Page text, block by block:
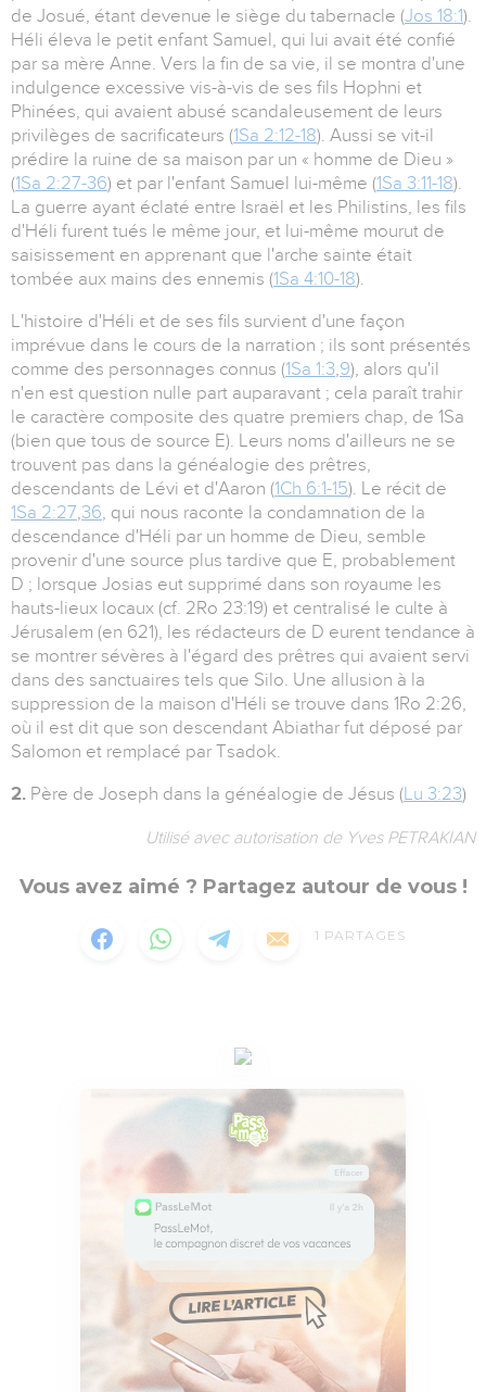
de Josué, étant devenue le siège du tabernacle (Jos 18:1).
Héli éleva le petit enfant Samuel, qui lui avait été confié
par sa mère Anne. Vers la fin de sa vie, il se montra d'une
indulgence excessive vis-à-vis de ses fils Hophni et
Phinées, qui avaient abusé scandaleusement de leurs
privilèges de sacrificateurs (1Sa 2:12-18). Aussi se vit-il
prédire la ruine de sa maison par un « homme de Dieu »
(1Sa 2:27-36) et par l'enfant Samuel lui-même (1Sa 3:11-18).
La guerre ayant éclaté entre Israël et les Philistins, les fils
d'Héli furent tués le même jour, et lui-même mourut de
saisissement en apprenant que l'arche sainte était
tombée aux mains des ennemis (1Sa 4:10-18).
L'histoire d'Héli et de ses fils survient d'une façon
imprévue dans le cours de la narration ; ils sont présentés
comme des personnages connus (1Sa 1:3,9), alors qu'il
n'en est question nulle part auparavant ; cela paraît trahir
le caractère composite des quatre premiers chap, de 1Sa
(bien que tous de source E). Leurs noms d'ailleurs ne se
trouvent pas dans la généalogie des prêtres,
descendants de Lévi et d'Aaron (1Ch 6:1-15). Le récit de
1Sa 2:27,36, qui nous raconte la condamnation de la
descendance d'Héli par un homme de Dieu, semble
provenir d'une source plus tardive que E, probablement
D ; lorsque Josias eut supprimé dans son royaume les
hauts-lieux locaux (cf. 2Ro 23:19) et centralisé le culte à
Jérusalem (en 621), les rédacteurs de D eurent tendance à
se montrer sévères à l'égard des prêtres qui avaient servi
dans des sanctuaires tels que Silo. Une allusion à la
suppression de la maison d'Héli se trouve dans 1Ro 2:26,
où il est dit que son descendant Abiathar fut déposé par
Salomon et remplacé par Tsadok.
2. Père de Joseph dans la généalogie de Jésus (Lu 3:23)
Utilisé avec autorisation de Yves PETRAKIAN
Vous avez aimé ? Partagez autour de vous !
1 PARTAGES